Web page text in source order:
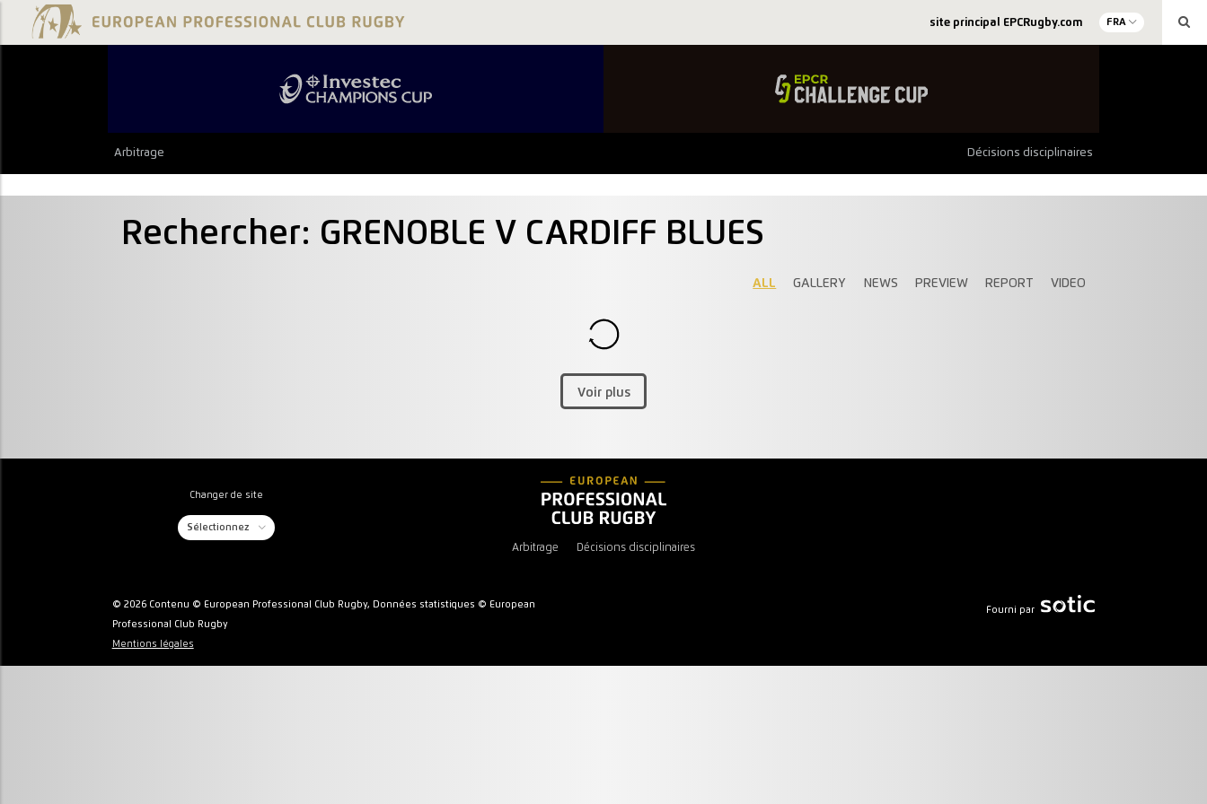
site principal EPCRugby.com FRA
Arbitrage Décisions disciplinaires
Rechercher: GRENOBLE V CARDIFF BLUES
ALL GALLERY NEWS PREVIEW REPORT VIDEO
Voir plus
Changer de site
Sélectionnez
Arbitrage Décisions disciplinaires
© 2026 Contenu © European Professional Club Rugby, Données statistiques © European
Professional Club Rugby
Mentions légales
Fourni par